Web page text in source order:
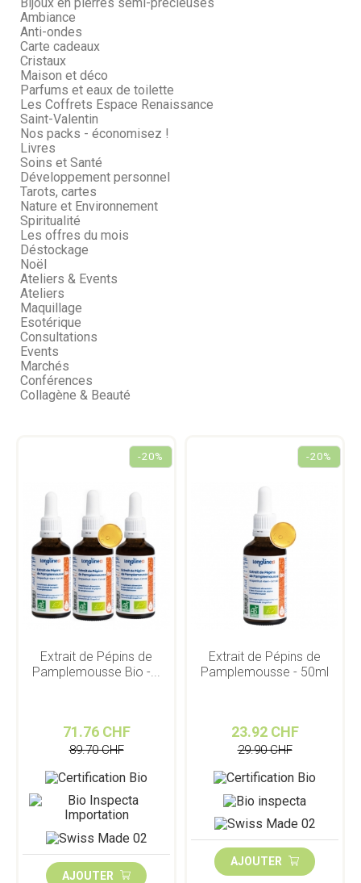
Ambiance
Anti-ondes
Carte cadeaux
Cristaux
Maison et déco
Parfums et eaux de toilette
Les Coffrets Espace Renaissance
Saint-Valentin
Nos packs - économisez !
Livres
Soins et Santé
Développement personnel
Tarots, cartes
Nature et Environnement
Spiritualité
Les offres du mois
Déstockage
Noël
Ateliers & Events
Ateliers
Maquillage
Esotérique
Consultations
Events
Marchés
Conférences
Collagène & Beauté
-20%
Extrait de Pépins de
Pamplemousse Bio -...
71.76 CHF
89.70 CHF
AJOUTER
-20%
Extrait de Pépins de
Pamplemousse - 50ml
23.92 CHF
29.90 CHF
AJOUTER